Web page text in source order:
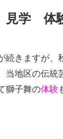
学 体
続きますが、
当地区の伝統
獅子舞の体験